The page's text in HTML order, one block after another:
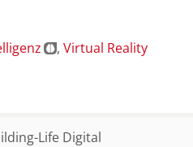
Virtual Reality
Life Digital